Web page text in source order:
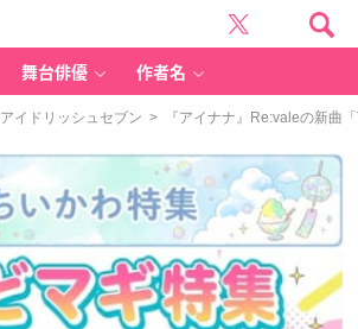
舞台俳優 作者名
アイドリッシュセブン > 『アイナナ』Re:valeの新曲